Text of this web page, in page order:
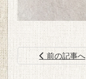
前の記事へ